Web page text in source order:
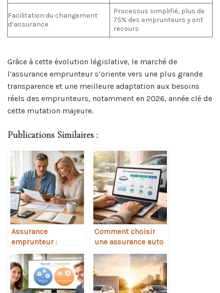
Facilitation du changement
d’assurance
Processus simplifié, plus de
75% des emprunteurs y ont
recours
Grâce à cette évolution législative, le marché de
l’assurance emprunteur s’oriente vers une plus grande
transparence et une meilleure adaptation aux besoins
réels des emprunteurs, notamment en 2026, année clé de
cette mutation majeure.
Publications Similaires :
Assurance
emprunteur :
comment faire
baisser le coût de
son crédit
Comment choisir
une assurance auto
moins chère en 2026